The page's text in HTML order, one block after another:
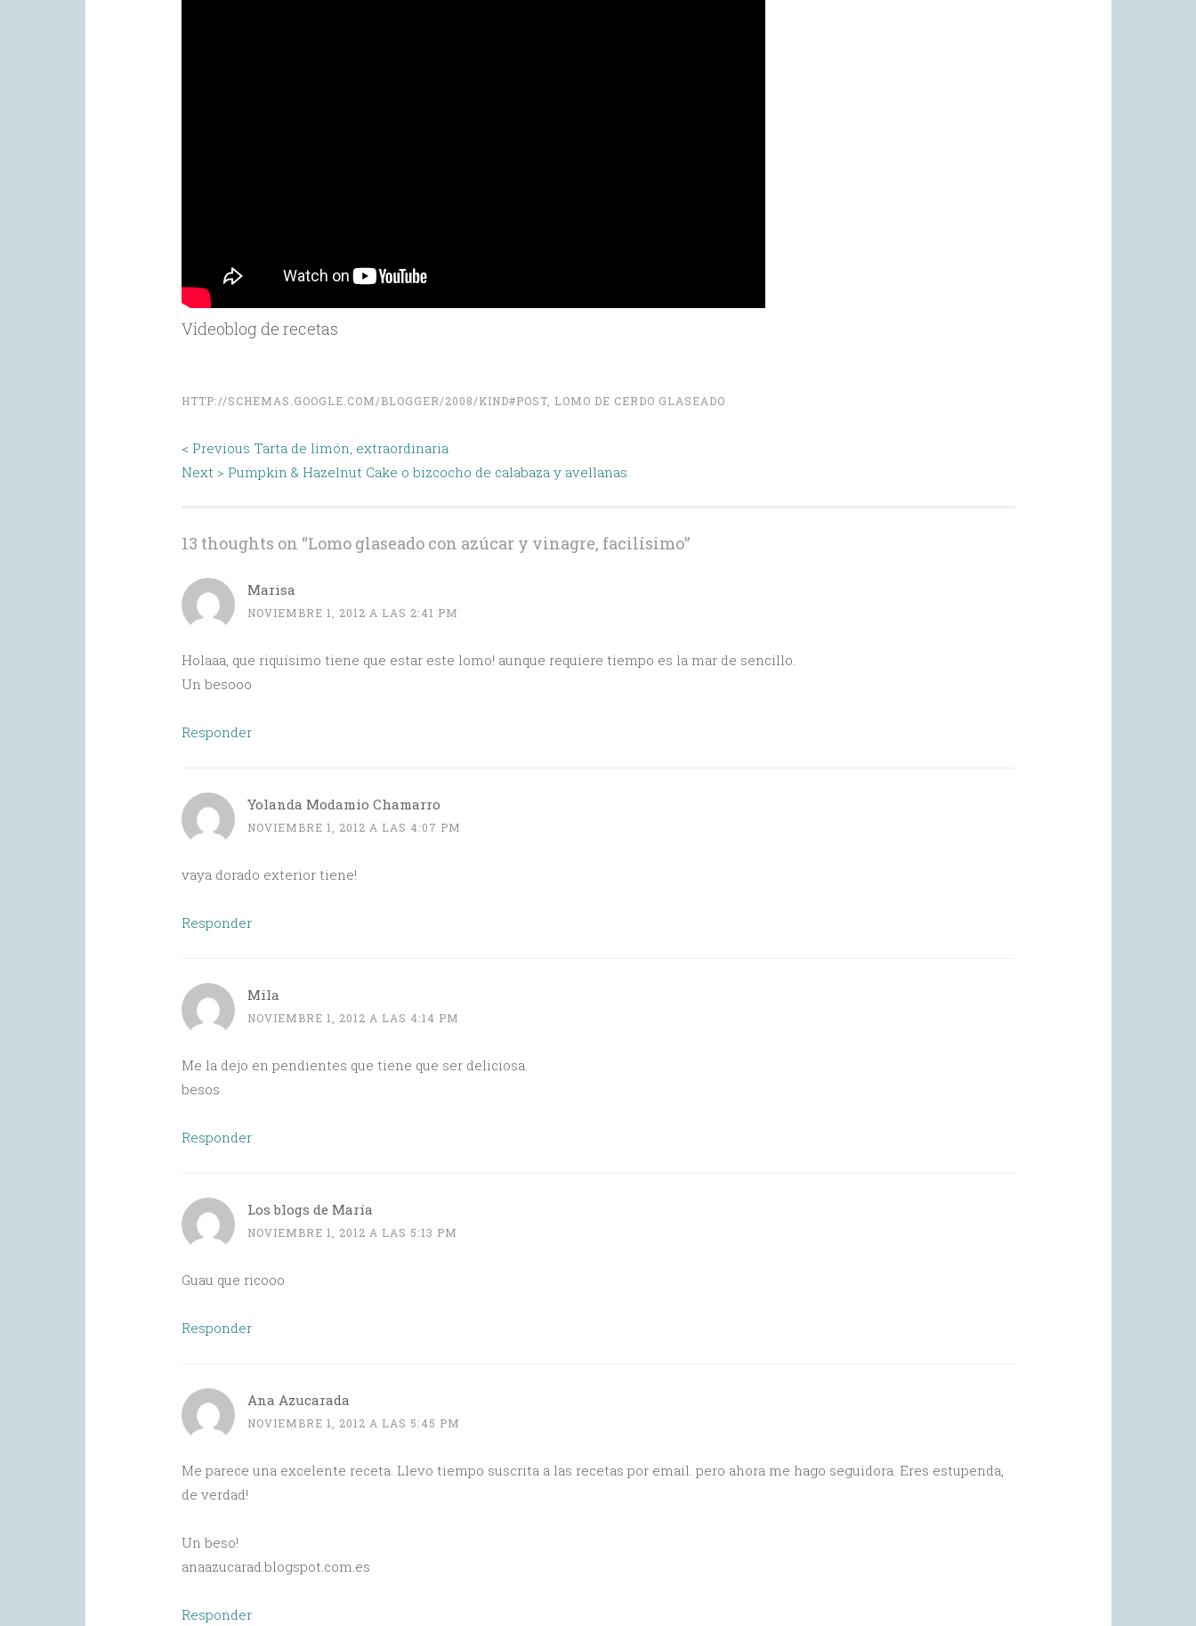
Videoblog de recetas
HTTP://SCHEMAS.GOOGLE.COM/BLOGGER/2008/KIND#POST, LOMO DE CERDO GLASEADO
Post
navigation
< Previous Tarta de limón, extraordinaria
Next > Pumpkin & Hazelnut Cake o bizcocho de calabaza y avellanas
13 thoughts on “Lomo glaseado con azúcar y vinagre, facilísimo”
Marisa
NOVIEMBRE 1, 2012 A LAS 2:41 PM
Holaaa, que riquísimo tiene que estar este lomo! aunque requiere tiempo es la mar de sencillo.
Un besooo
Responder
Yolanda Modamio Chamarro
NOVIEMBRE 1, 2012 A LAS 4:07 PM
vaya dorado exterior tiene!
Responder
Mila
NOVIEMBRE 1, 2012 A LAS 4:14 PM
Me la dejo en pendientes que tiene que ser deliciosa.
besos
Responder
Los blogs de María
NOVIEMBRE 1, 2012 A LAS 5:13 PM
Guau que ricooo
Responder
Ana Azucarada
NOVIEMBRE 1, 2012 A LAS 5:45 PM
Me parece una excelente receta. Llevo tiempo suscrita a las recetas por email. pero ahora me hago seguidora. Eres estupenda,
de verdad!
Un beso!
anaazucarad.blogspot.com.es
Responder